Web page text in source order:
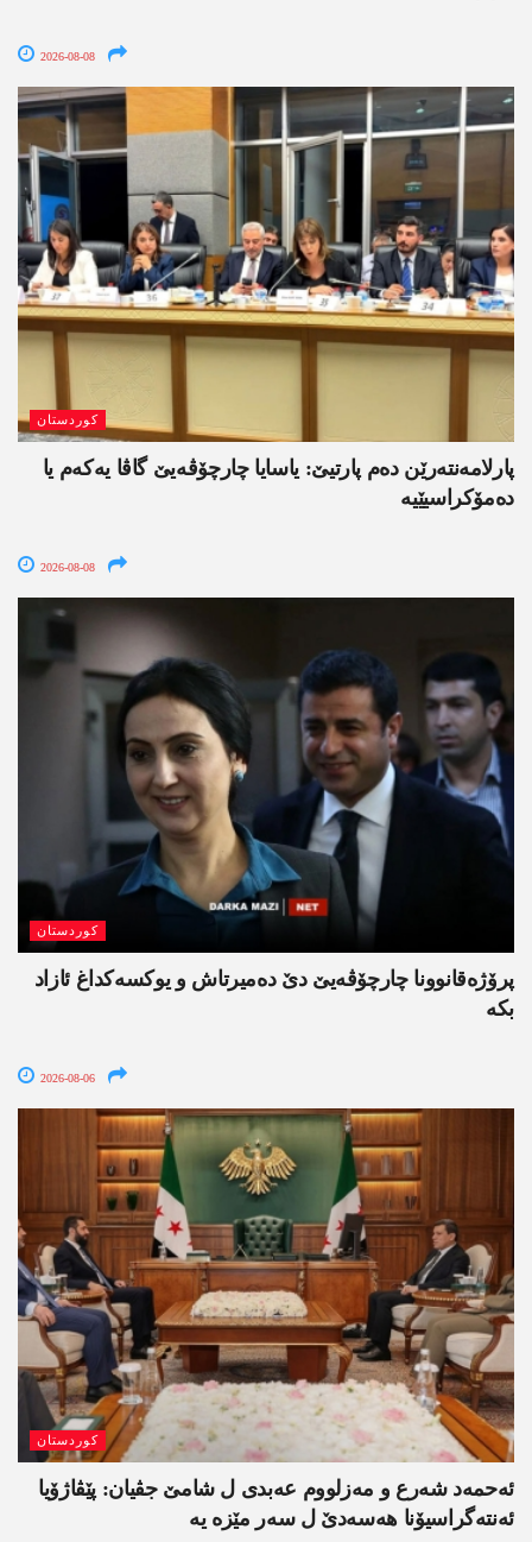
2026-08-08
کوردستان
پارلامەنتەرێن دەم پارتیێ: یاسایا چارچۆڤەیێ گاڤا یەکەم یا
دەمۆکراسیێیە
2026-08-08
کوردستان
پرۆژەقانوونا چارچۆڤەیێ دێ دەمیرتاش و یوکسەکداغ ئازاد
بکە
2026-08-06
کوردستان
ئەحمەد شەرع و مەزلووم عەبدی ل شامێ جڤیان: پێڤاژۆیا
ئەنتەگراسیۆنا ھەسەدێ ل سەر مێزە یە